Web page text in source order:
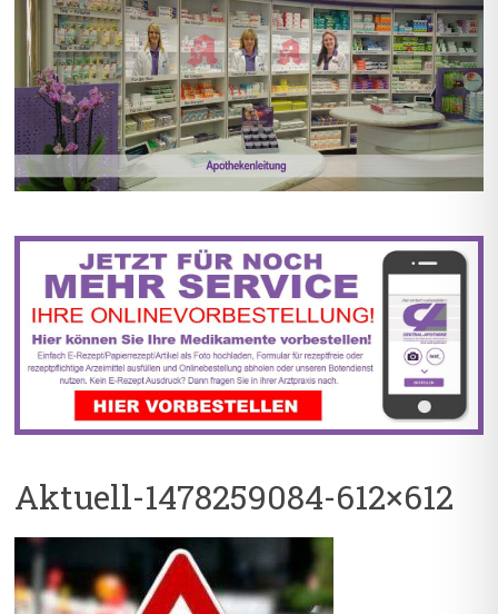
BIS ZU 55% RABATT AUF
REZEPTFREIE MEDIKAMENTE
5% TREUEBONUS MIT
KUNDENKARTE
Aktuell-1478259084-612×612